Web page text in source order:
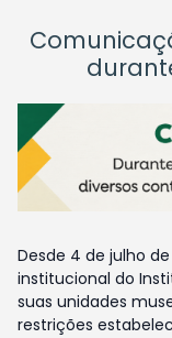
Desde 4 de julho
institucional do
suas unidades
restrições